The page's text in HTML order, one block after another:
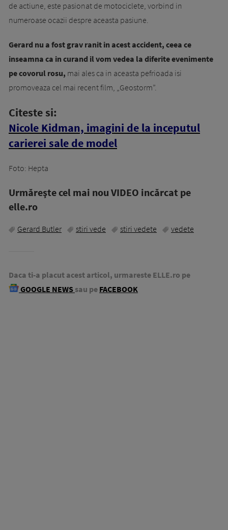
de actiune, este pasionat de motociclete, vorbind in
numeroase ocazii despre aceasta pasiune.
Gerard nu a fost grav ranit in acest accident, ceea ce
inseamna ca in curand il vom vedea la diferite evenimente
pe covorul rosu, mai ales ca in aceasta pefrioada isi
promoveaza cel mai recent film, „Geostorm”.
Citeste si:
Nicole Kidman, imagini de la inceputul
carierei sale de model
Foto: Hepta
Urmăreşte cel mai nou VIDEO incărcat pe
elle.ro
Gerard Butler stiri vede stiri vedete vedete
Daca ti-a placut acest articol, urmareste ELLE.ro pe
GOOGLE NEWS sau pe FACEBOOK